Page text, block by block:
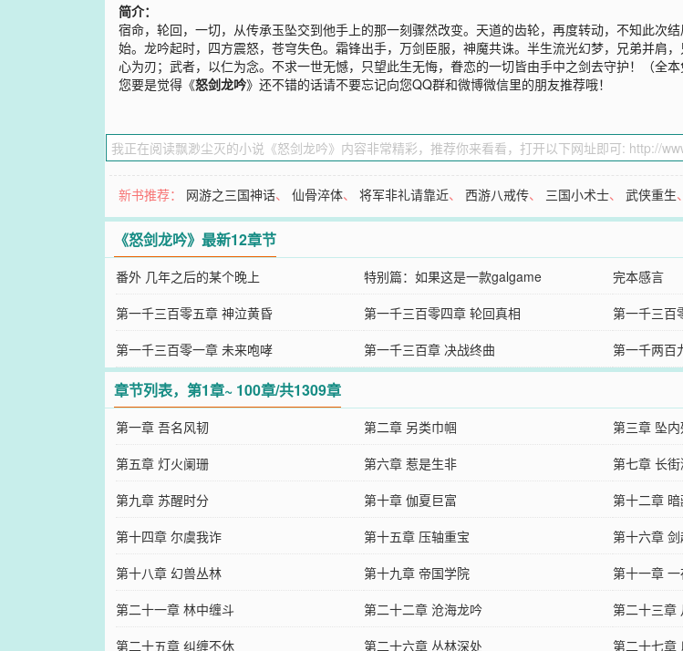
简介：
宿命，轮回，一切，从传承玉坠交到他手上的那一刻骤然改变。天道的齿轮，再度转动，不知此
始。龙吟起时，四方震怒，苍穹失色。霜锋出手，万剑臣服，神魔共诛。半生流光幻梦，兄弟并
心为刃；武者，以仁为念。不求一世无憾，只望此生无悔，眷恋的一切皆由手中之剑去守护！（全本
您要是觉得《怒剑龙吟》还不错的话请不要忘记向您QQ群和微博微信里的朋友推荐哦！
新书推荐： 网游之三国神话、仙骨淬体、将军非礼请靠近、西游八戒传、 三国小术士、武侠重生
《怒剑龙吟》最新12章节
番外 几年之后的某个晚上 特别篇：如果这是一款galgame 完本感言
第一千三百零五章 神泣黄昏
第一千三百零四章 轮回真相 第一千三百
第一千三百零一章 未来咆哮
第一千三百章 决战终曲 第一千两百
章节列表，第1章~ 100章/共1309章
第一章 吾名风韧 第二章 另类巾帼 第三章 坠内
第五章 灯火阑珊
第六章 惹是生非 第七章 长街
第九章 苏醒时分
第十章 伽夏巨富 第十二章
第十四章 尔虞我诈
第十五章 压轴重宝 第十六章
第十八章 幻兽丛林
第十九章 帝国学院 第十一章
第二十一章 林中缠斗
第二十二章 沧海龙吟 第二十三章
第二十五章 纠缠不休
第二十六章 丛林深处 第二十七章